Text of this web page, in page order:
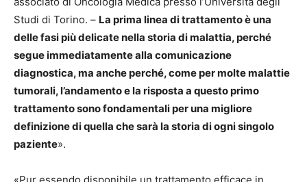
Studi di Torino. – La prima linea di trattamento è una
delle fasi più delicate nella storia di malattia, perché
segue immediatamente alla comunicazione
diagnostica, ma anche perché, come per molte malattie
tumorali, l’andamento e la risposta a questo primo
trattamento sono fondamentali per una migliore
definizione di quella che sarà la storia di ogni singolo
paziente».